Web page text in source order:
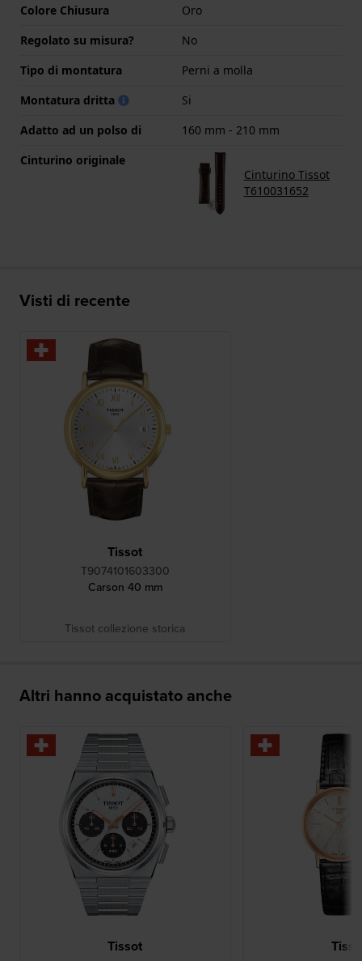
Colore Chiusura
Oro
Regolato su misura?
No
Tipo di montatura
Perni a molla
Montatura dritta
Si
Adatto ad un polso di
160 mm - 210 mm
Cinturino originale
Cinturino Tissot
T610031652
Visti di recente
Tissot
T9074101603300
Carson 40 mm
Tissot collezione storica
Altri hanno acquistato anche
Tissot